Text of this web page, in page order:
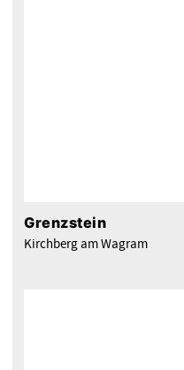
Grenzstein
Kirchberg am Wagram